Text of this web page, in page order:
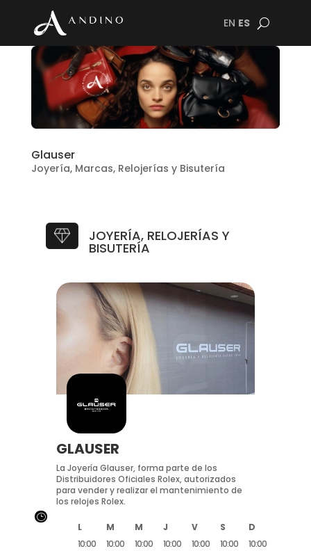
EN ES
Glauser
Joyería, Marcas, Relojerías y Bisutería
JOYERÍA, RELOJERÍAS Y
BISUTERÍA
GLAUSER
La Joyería Glauser, forma parte de los
Distribuidores Oficiales Rolex, autorizados
para vender y realizar el mantenimiento de
los relojes Rolex.
L M M J V S
D
10:00
10:00
10:00
10:00
10:00
10:00
10:00
}